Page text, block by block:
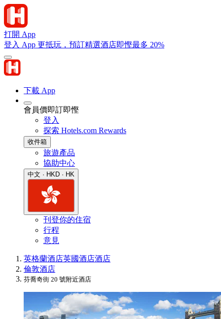
打開 App
登入 App 更抵玩，預訂精選酒店即慳最多 20%
下載 App
會員價即訂即慳
登入
探索 Hotels.com Rewards
收件箱
旅遊產品
協助中心
中文 · HKD · HK
刊登你的住宿
行程
意見
英格蘭酒店英國酒店酒店
倫敦酒店
芬喬奇街 20 號附近酒店